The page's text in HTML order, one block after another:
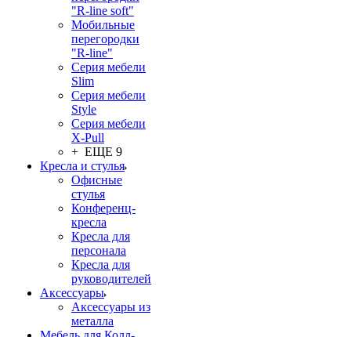
"R-line soft"
Мобильные
перегородки
"R-line"
Серия мебели
Slim
Серия мебели
Style
Серия мебели
X-Pull
+ ЕЩЕ 9
Кресла и стулья
Офисные
стулья
Конференц-
кресла
Кресла для
персонала
Кресла для
руководителей
Аксессуары
Аксессуары из
металла